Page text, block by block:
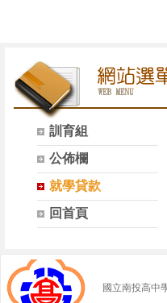
訓育組
公佈欄
就學貸款
回首頁
國立南投高中